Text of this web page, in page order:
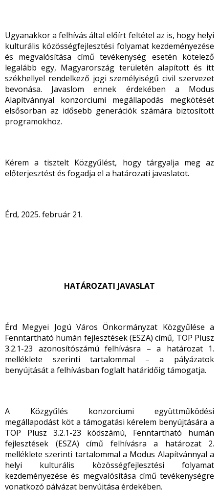
Ugyanakkor a felhívás által előírt feltétel az is, hogy helyi
kulturális közösségfejlesztési folyamat kezdeményezése
és megvalósítása című tevékenység esetén kötelező
legalább egy, Magyarország területén alapított és itt
székhellyel rendelkező jogi személyiségű civil szervezet
bevonása. Javaslom ennek érdekében a Modus
Alapítvánnyal konzorciumi megállapodás megkötését
elsősorban az idősebb generációk számára biztosított
programokhoz.
Kérem a tisztelt Közgyűlést, hogy tárgyalja meg az
előterjesztést és fogadja el a határozati javaslatot.
Érd, 2025. február 21.
HATÁROZATI JAVASLAT
Érd Megyei Jogú Város Önkormányzat Közgyűlése a
Fenntartható humán fejlesztések (ESZA) című, TOP Plusz
3.2.1-23 azonosítószámú felhívásra – a határozat 1.
melléklete szerinti tartalommal – a pályázatok
benyújtását a felhívásban foglalt határidőig támogatja.
A Közgyűlés konzorciumi együttműködési
megállapodást köt a támogatási kérelem benyújtására a
TOP Plusz 3.2.1-23 kódszámú, Fenntartható humán
fejlesztések (ESZA) című felhívásra a határozat 2.
melléklete szerinti tartalommal a Modus Alapítvánnyal a
helyi kulturális közösségfejlesztési folyamat
kezdeményezése és megvalósítása című tevékenységre
vonatkozó pályázat benyújtása érdekében.